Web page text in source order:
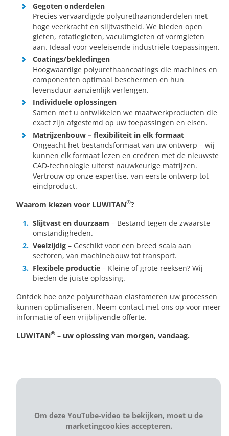
Gegoten onderdelen
Precies vervaardigde polyurethaanonderdelen met
hoge veerkracht en slijtvastheid. We bieden open
gieten, rotatiegieten, vacuümgieten of vormgieten
aan. Ideaal voor veeleisende industriële toepassingen.
Coatings/bekledingen
Hoogwaardige polyurethaancoatings die machines en
componenten optimaal beschermen en hun
levensduur aanzienlijk verlengen.
Individuele oplossingen
Samen met u ontwikkelen we maatwerkproducten die
exact zijn afgestemd op uw toepassingen en eisen.
Matrijzenbouw – flexibiliteit in elk formaat
Ongeacht het bestandsformaat van uw ontwerp – wij
kunnen elk formaat lezen en creëren met de nieuwste
CAD-technologie uiterst nauwkeurige matrijzen.
Vertrouw op onze expertise, van eerste ontwerp tot
eindproduct.
Waarom kiezen voor LUWITAN®?
Slijtvast en duurzaam – Bestand tegen de zwaarste
omstandigheden.
Veelzijdig – Geschikt voor een breed scala aan
sectoren, van machinebouw tot transport.
Flexibele productie – Kleine of grote reeksen? Wij
bieden de juiste oplossing.
Ontdek hoe onze polyurethaan elastomeren uw processen
kunnen optimaliseren. Neem contact met ons op voor meer
informatie of een vrijblijvende offerte.
LUWITAN® – uw oplossing van morgen, vandaag.
Om deze YouTube-video te bekijken, moet u de
marketingcookies accepteren.